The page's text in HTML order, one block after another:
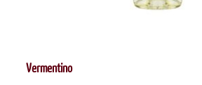
Vermentino